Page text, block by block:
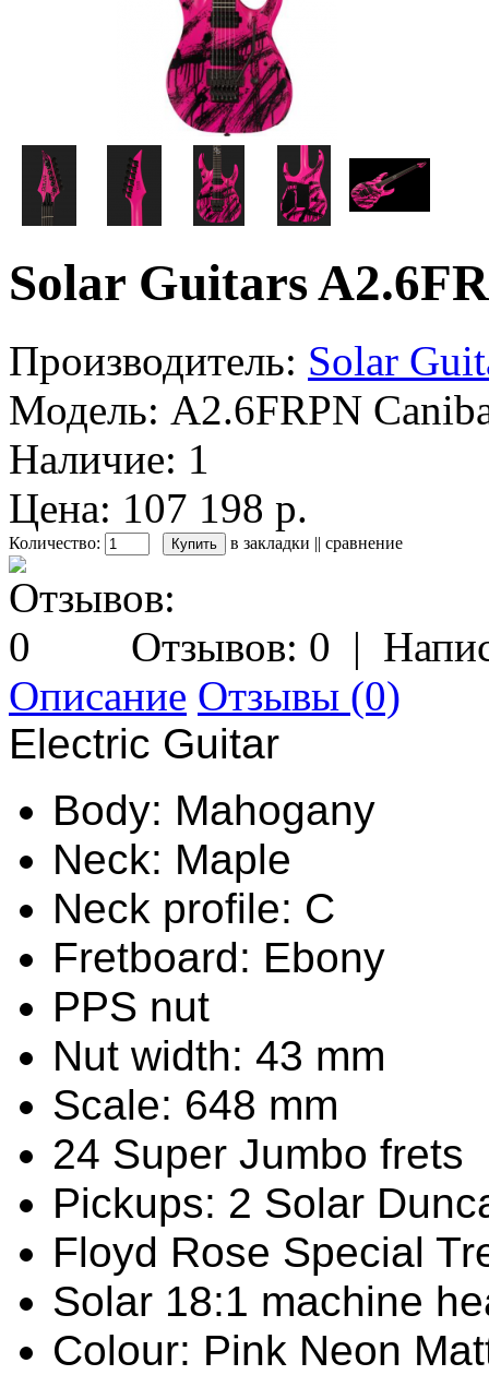
Solar Guitars
Производитель: Solar
Модель: A2.6FRPN
Наличие: 1
Цена: 107 198 р.
Количество: в закладки || сравнение
Отзывов: 0 |
Описание Отзывы (0)
Electric Guitar
Body: Mahogany
Neck: Maple
Neck profile: C
Fretboard: Ebony
PPS nut
Nut width: 43 mm
Scale: 648 mm
24 Super Jumbo frets
Pickups: 2 Solar
Floyd Rose Special
Solar 18:1 machine
Colour: Pink Neon